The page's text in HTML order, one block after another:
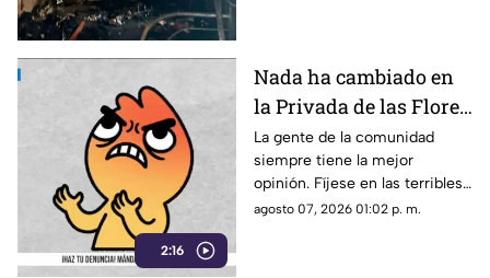
2:16
Nada ha cambiado en
la Privada de las Flores
de Tepoztlán,
ciudadanos viven sin
pavimento ni drenaje
La gente de la comunidad
siempre tiene la mejor
opinión. Fíjese en las terribles
condiciones en las que viven
agosto 07, 2026 01:02 p. m.